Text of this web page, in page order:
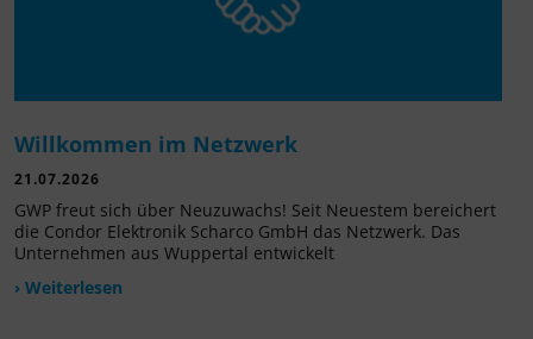
Willkommen im Netzwerk
21.07.2026
GWP freut sich über Neuzuwachs! Seit Neuestem bereichert
die Condor Elektronik Scharco GmbH das Netzwerk. Das
Unternehmen aus Wuppertal entwickelt
› Weiterlesen